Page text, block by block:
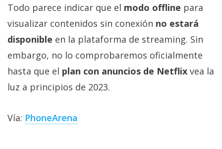
Todo parece indicar que el modo offline para
visualizar contenidos sin conexión no estará
disponible en la plataforma de streaming. Sin
embargo, no lo comprobaremos oficialmente
hasta que el plan con anuncios de Netflix vea la
luz a principios de 2023.
Vía: PhoneArena